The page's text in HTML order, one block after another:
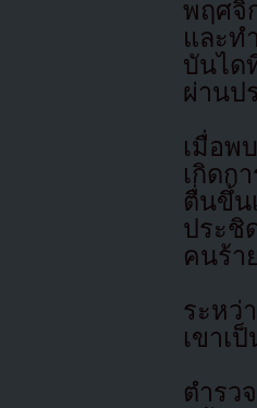
พฤศจิ
และท
บันได
ผ่านป
เมื่อพ
เกิดก
ตื่นขึ้น
ประ
คนร้า
ระหว่
เขาเ
ตำรว